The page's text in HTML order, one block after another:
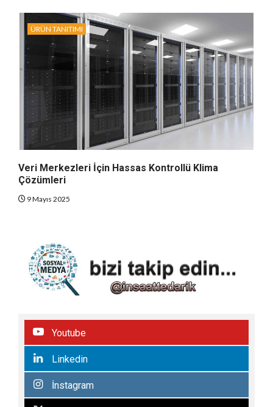
ÜRÜN TANITIMI
Veri Merkezleri İçin Hassas Kontrollü Klima
Çözümleri
9 Mayıs 2025
Youtube
Linkedin
İnstagram